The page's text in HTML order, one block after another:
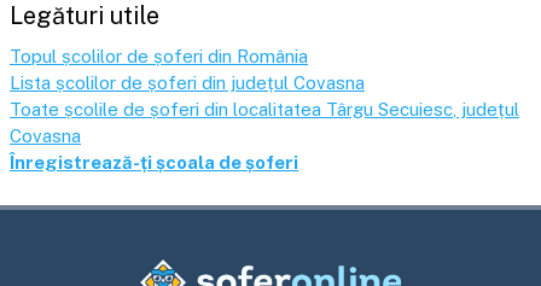
Legături utile
Topul școlilor de șoferi din România
Lista școlilor de șoferi din județul Covasna
Toate școlile de șoferi din localitatea Târgu Secuiesc , județul
Covasna
Înregistrează-ți școala de șoferi